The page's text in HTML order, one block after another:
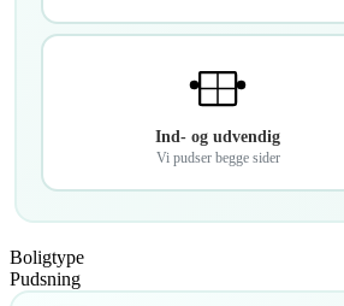
Ind- og udvendig
Vi pudser begge sider
Boligtype
Pudsning